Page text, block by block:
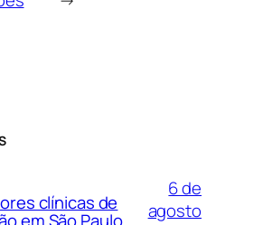
clínicas de
em São Paulo
6 de
agosto